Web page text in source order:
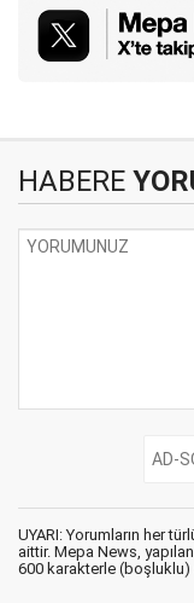
HABERE
UYARI: Yorumların her
aittir. Mepa News,
600 karakterle (boşluklu)